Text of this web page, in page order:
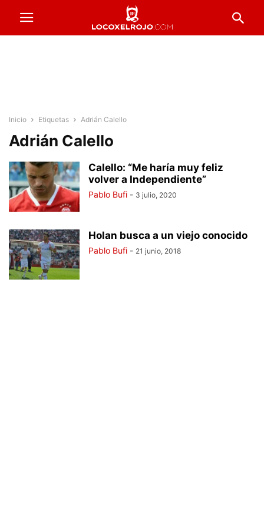
Inicio Etiquetas Adrián Calello
Adrián Calello
Calello: “Me haría muy feliz
volver a Independiente”
Pablo Bufi - 3 julio, 2020
Holan busca a un viejo conocido
Pablo Bufi - 21 junio, 2018